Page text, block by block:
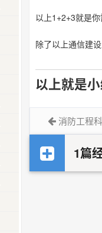
以上1+2+3就是
除了以上通信建
以上就是
消防工程
1篇